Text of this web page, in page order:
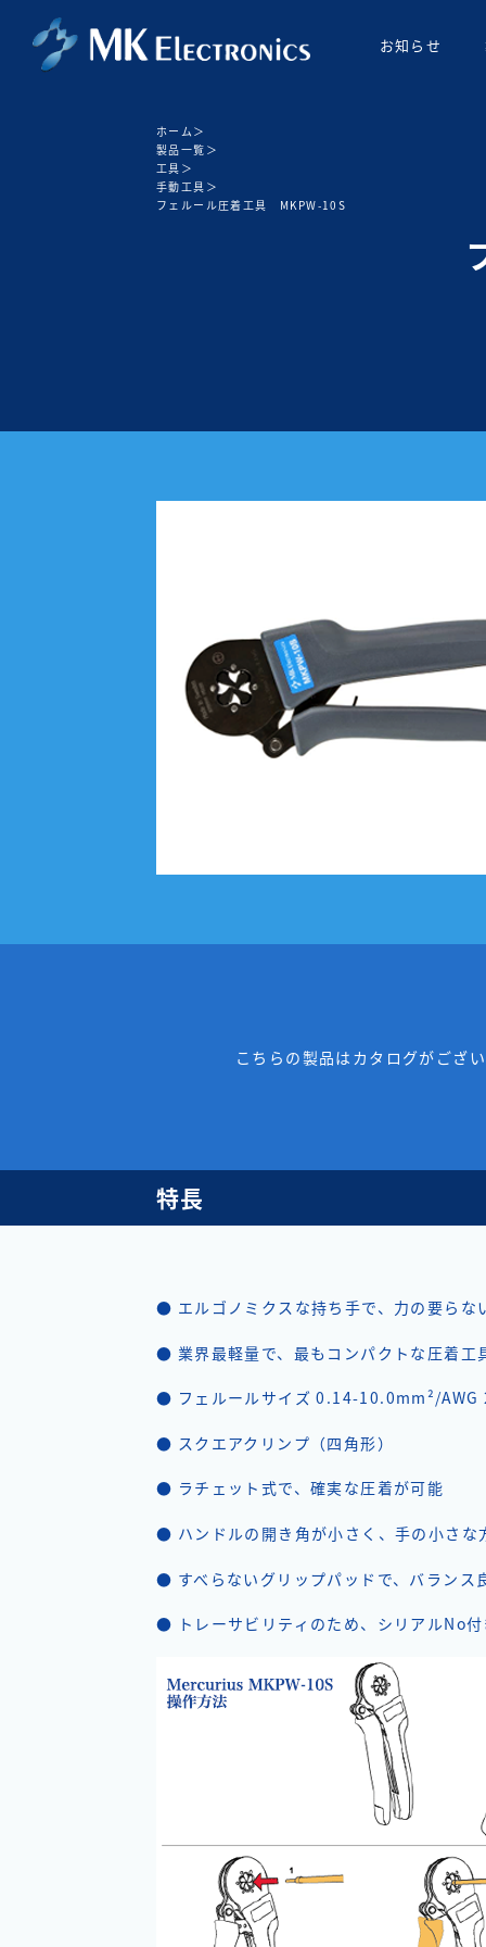
お知らせ
ホーム ＞
製品一覧 ＞
工具 ＞
手動工具 ＞
フェルール圧着工具 MKPW-10S
こちらの製品はカタログがござ
特長
● エルゴノミクスな持ち手で、力の要らな
● 業界最軽量で、最もコンパクトな圧着工
● フェルールサイズ 0.14-10.0mm²/AWG
● スクエアクリンプ（四角形）
● ラチェット式で、確実な圧着が可能
● ハンドルの開き角が小さく、手の小さな
● すべらないグリップパッドで、バランス
● トレーサビリティのため、シリアルNo